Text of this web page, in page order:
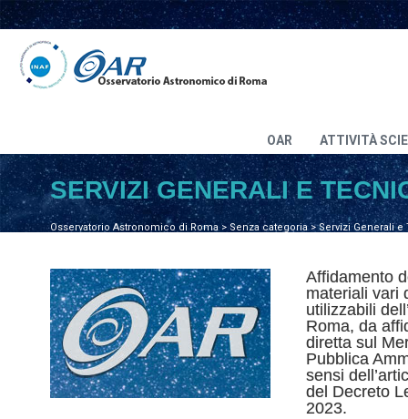
OAR ATTIVITÀ
Osservatorio Astronomico di Roma>Senza categoria>Servizi Generali e
SERVIZI GENERALI E
Affidamento
materiali vari
utilizzabili
Roma, da
diretta sul
Pubblica
sensi
del Decreto
2023.